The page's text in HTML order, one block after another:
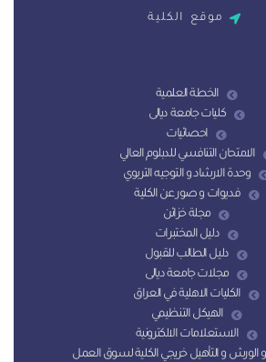
موقع الكلية
الخطة العلمية
كليات جامعة ديالى
احصائيات
الامتحان التنافسي للدبلوم العالي
وحدة الارشاد و التوجيه التربوي
فديوات و صور عن الكلية
مجلة خزائن
دليل المختبرات
دليل الطالب للقبول
مجلات جامعة ديالى
الكليات الاهلية في العراق
الهيكل التنظيمي
الاستعلامات الالكترونية
و الورش و التأهيل خريجي الكلية لسوق العمل